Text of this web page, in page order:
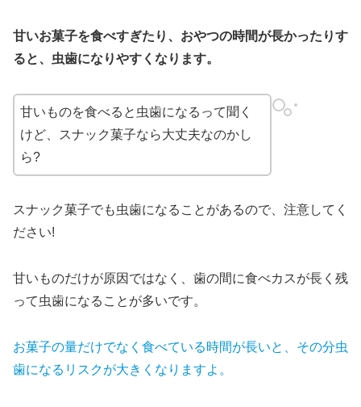
甘いお菓子を食べすぎたり、おやつの時間が長かったりす
ると、虫歯になりやすくなります。
甘いものを食べると虫歯になるって聞く
けど、スナック菓子なら大丈夫なのかし
ら?
スナック菓子でも虫歯になることがあるので、注意してく
ださい!
甘いものだけが原因ではなく、歯の間に食べカスが長く残
って虫歯になることが多いです。
お菓子の量だけでなく食べている時間が長いと、その分虫
歯になるリスクが大きくなりますよ。